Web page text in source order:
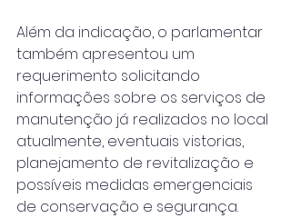
Além da indicação, o parlamentar
também apresentou um
requerimento solicitando
informações sobre os serviços de
manutenção já realizados no local
atualmente, eventuais vistorias,
planejamento de revitalização e
possíveis medidas emergenciais
de conservação e segurança.